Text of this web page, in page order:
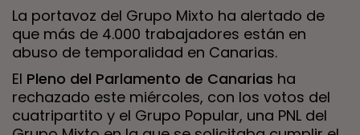
La portavoz del Grupo Mixto ha alertado de
que más de 4.000 trabajadores están en
abuso de temporalidad en Canarias.
El Pleno del Parlamento de Canarias ha
rechazado este miércoles, con los votos del
cuatripartito y el Grupo Popular, una PNL del